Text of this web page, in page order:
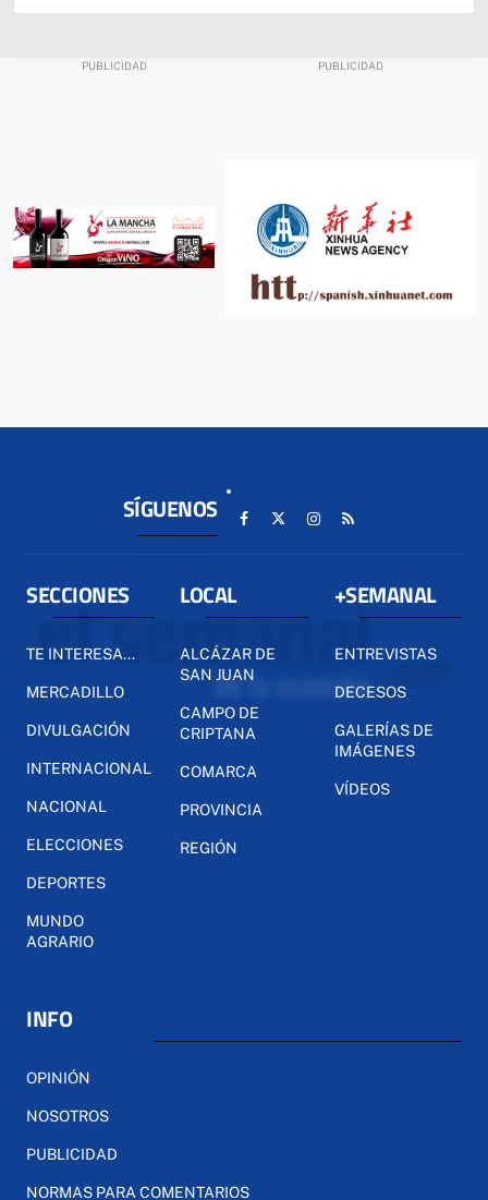
SÍGUENOS
SECCIONES
TE INTERESA...
MERCADILLO
DIVULGACIÓN
INTERNACIONAL
NACIONAL
ELECCIONES
DEPORTES
MUNDO
AGRARIO
LOCAL
ALCÁZAR DE
SAN JUAN
CAMPO DE
CRIPTANA
COMARCA
PROVINCIA
REGIÓN
+SEMANAL
ENTREVISTAS
DECESOS
GALERÍAS DE
IMÁGENES
VÍDEOS
INFO
OPINIÓN
NOSOTROS
PUBLICIDAD
NORMAS PARA COMENTARIOS